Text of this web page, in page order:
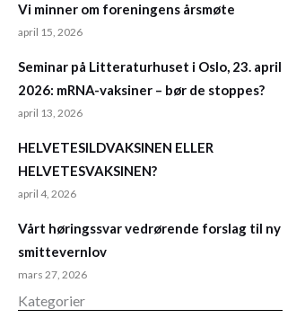
Vi minner om foreningens årsmøte
april 15, 2026
Seminar på Litteraturhuset i Oslo, 23. april
2026: mRNA-vaksiner – bør de stoppes?
april 13, 2026
HELVETESILDVAKSINEN ELLER
HELVETESVAKSINEN?
april 4, 2026
Vårt høringssvar vedrørende forslag til ny
smittevernlov
mars 27, 2026
Kategorier